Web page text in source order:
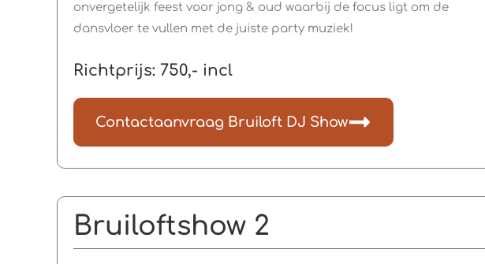
onvergetelijk feest voor jong & oud waarbij de focus ligt om de
dansvloer te vullen met de juiste party muziek!
Richtprijs: 750,- incl
Contactaanvraag Bruiloft DJ Show
Bruiloftshow 2